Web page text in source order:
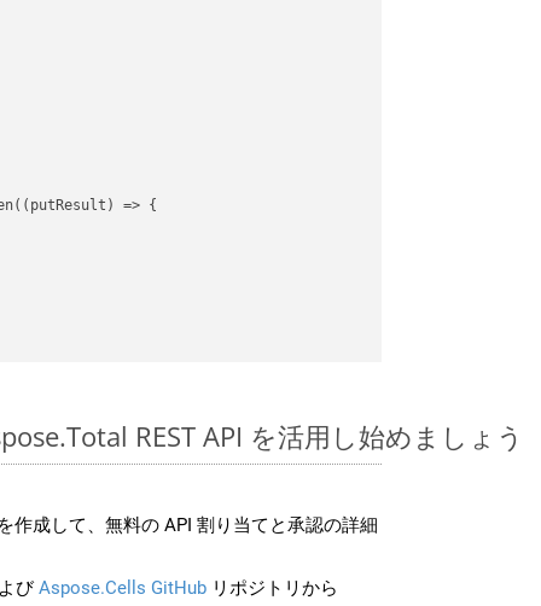
( putResult ) => {
REST API を活用し始めましょう
作成して、無料の API 割り当てと承認の詳細
びAspose.Cells GitHub リポジトリから